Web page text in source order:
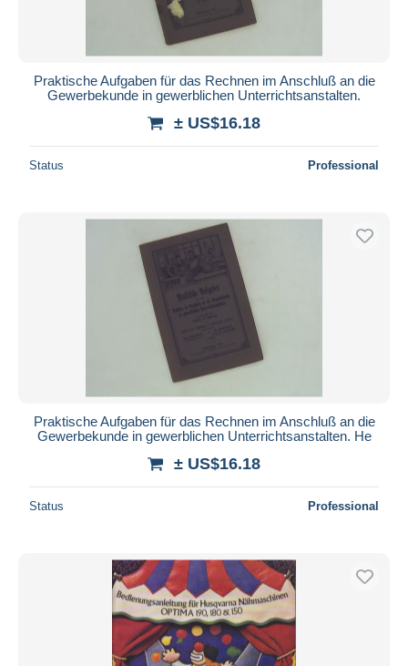
Praktische Aufgaben für das Rechnen im Anschluß an die
Gewerbekunde in gewerblichen Unterrichtsanstalten.
± US$16.18
Status Professional
Praktische Aufgaben für das Rechnen im Anschluß an die
Gewerbekunde in gewerblichen Unterrichtsanstalten. He
± US$16.18
Status Professional